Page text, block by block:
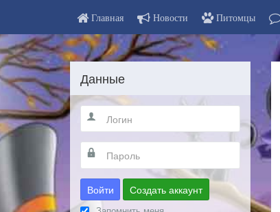
Главная Новости Питомцы
Данные
Войти Создать аккаунт